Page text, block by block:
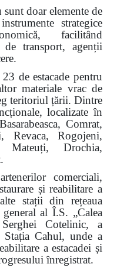
doar elemente de
strategice
facilitând
transport, agenții
de estacade pentru
materiale vrac de
teritoriul țării. Dintre
localizate în
Comrat,
Revaca, Rogojeni,
Mateuți, Drochia,
comerciali,
și reabilitare a
stații din rețeaua
al Î.S. „Calea
Cotelinic, a
Cahul, unde a
a estacadei și
înregistrat.